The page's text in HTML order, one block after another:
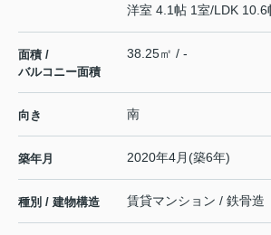
洋室 4.1帖 1室/LDK 10.6
面積 /
バルコニー面積
38.25㎡ / -
向き 南
築年月 2020年4月(築6年)
種別 / 建物構造 賃貸マンション / 鉄骨造